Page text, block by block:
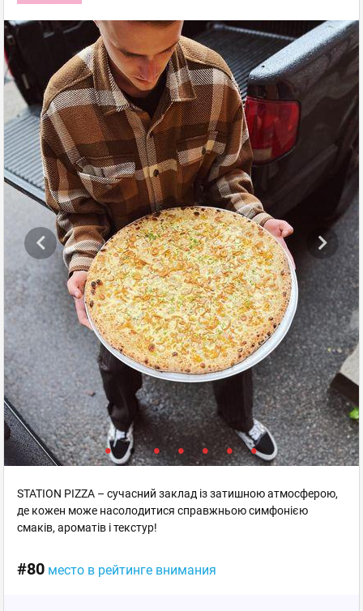
STATION PIZZA – сучасний заклад із затишною атмосферою,
де кожен може насолодитися справжньою симфонією
смаків, ароматів і текстур!
#80 место в рейтинге внимания